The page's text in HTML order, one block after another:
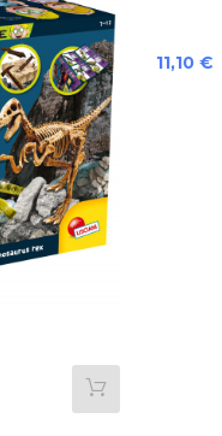
Preis
11,10 €